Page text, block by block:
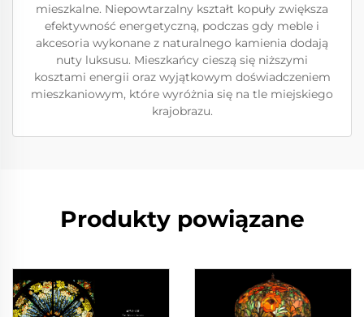
mieszkalne. Niepowtarzalny kształt kopuły zwiększa
efektywność energetyczną, podczas gdy meble i
akcesoria wykonane z naturalnego kamienia dodają
nuty luksusu. Mieszkańcy cieszą się niższymi
kosztami energii oraz wyjątkowym doświadczeniem
mieszkaniowym, które wyróżnia się na tle miejskiego
krajobrazu.
Produkty powiązane